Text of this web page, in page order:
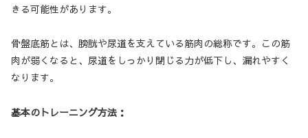
きる可能性があります。
骨盤底筋とは、膀胱や尿道を支えている筋肉の総称です。この筋
肉が弱くなると、尿道をしっかり閉じる力が低下し、漏れやすく
なります。
基本のトレーニング方法：